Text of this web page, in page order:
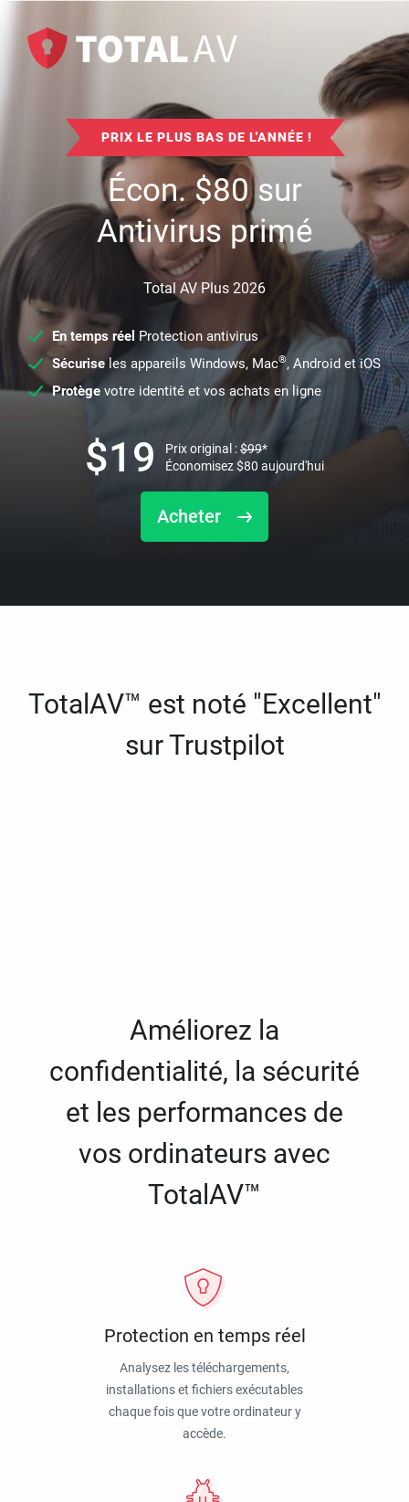
PRIX LE PLUS BAS DE L'ANNÉE !
Écon.$80sur
Antivirus primé
Total AV Plus 2026
En temps réel Protection antivirus
Sécuriseles appareils Windows, Mac®, Android et iOS
Protège votre identité et vos achats en ligne
Acheter
$19 Prix original :$99*
Économisez$80 aujourd'hui
TotalAV™ est noté "Excellent"
sur Trustpilot
Améliorez la
confidentialité, la sécurité
et les performances de
vos ordinateurs avec
TotalAV™
Protection en temps réel
Analysez les téléchargements,
installations et fichiers exécutables
chaque fois que votre ordinateur y
accède.